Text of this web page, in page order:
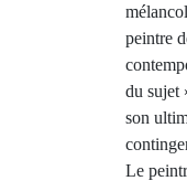
peintre
du sujet
son
Le